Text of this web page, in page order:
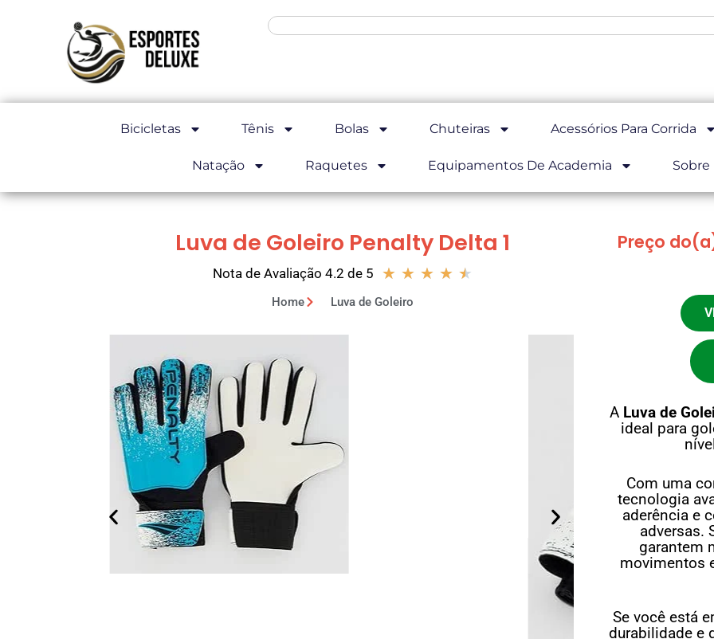
Bicicletas Tênis Bolas Chuteiras Acessórios Para Corrida
Natação Raquetes Equipamentos De Academia Sobre
Luva de Goleiro Penalty Delta 1
Nota de Avaliação 4.2 de 5 ★ ★ ★ ★ ★
Home Luva de Goleiro
Preço
A Luva de
ideal para
Com uma
tecnologia
aderência e
adversas.
garantem
movimentos
Se você está
durabilidade e